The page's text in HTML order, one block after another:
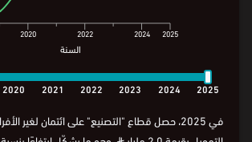
2020 2022 2024 2025
2022
في 2025، حصل قطاع "التصنيع" على ائتمان لغير